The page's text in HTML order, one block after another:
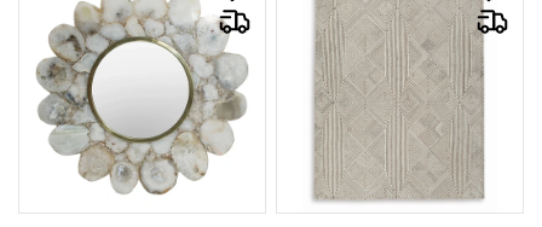
Свечи и подсвечники
Зеркала
Пуфы